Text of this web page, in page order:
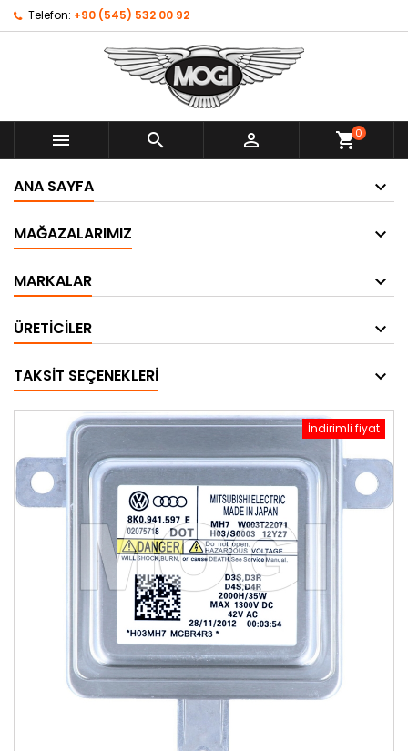
Telefon: +90 (545) 532 00 92
   shopping_cart0
ANA SAYFA
MAĞAZALARIMIZ
MARKALAR
ÜRETICILER
TAKSIT SEÇENEKLERI
İndirimli fiyat